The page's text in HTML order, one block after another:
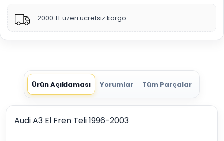
2000 TL üzeri ücretsiz kargo
Ürün Açıklaması Yorumlar Tüm Parçalar
Audi A3 El Fren Teli 1996-2003